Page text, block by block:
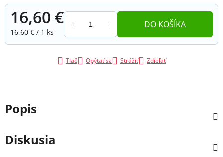
16,60 €
Jednotková cena:
16,60 € / 1 ks
DO KOŠÍKA
Tlač Opýtať sa Strážiť Zdieľať
Popis
Diskusia